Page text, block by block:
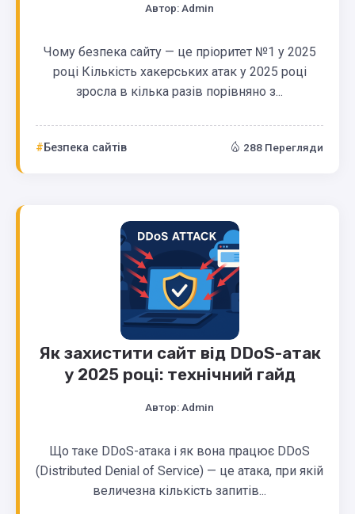
Автор: Admin
Чому безпека сайту — це пріоритет №1 у 2025
році Кількість хакерських атак у 2025 році
зросла в кілька разів порівняно з...
Безпека сайтів 288 Перегляди
Як захистити сайт від DDoS-атак
у 2025 році: технічний гайд
Автор: Admin
Що таке DDoS-атака і як вона працює DDoS
(Distributed Denial of Service) — це атака, при якій
величезна кількість запитів...